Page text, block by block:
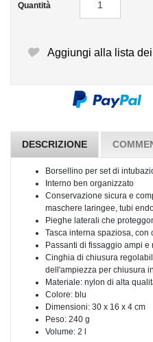
Quantità
Aggiungi alla lista
DESCRIZIONE
Borsellino per set di
Interno ben organizzato
Conservazione sicura e
maschere laringee, tubi
Pieghe laterali che
Tasca interna spaziosa, con
Passanti di fissaggio ampi e
Cinghia di chiusura
dell'ampiezza per chiusura
Materiale: nylon di alta
Colore: blu
Dimensioni: 30 x 16 x 4 cm
Peso: 240 g
Volume: 2 l